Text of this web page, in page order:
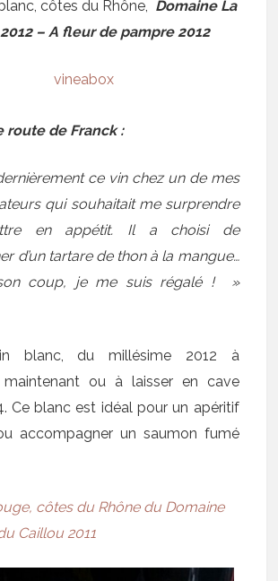
blanc, côtes du Rhône, Domaine La
– A fleur de pampre 2012
route de Franck :
ce vin chez un de mes
qui souhaitait me surprendre
en appétit. Il a choisi de
d’un tartare de thon à la mangue…
coup, je me suis régalé ! »
blanc, du millésime 2012 à
maintenant ou à laisser en cave
Ce blanc est idéal pour un apéritif
accompagner un saumon fumé
côtes du Rhône du Domaine
Caillou 2011